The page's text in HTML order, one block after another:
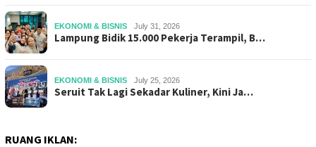
EKONOMI & BISNIS July 31, 2026
Lampung Bidik 15.000 Pekerja Terampil, B…
EKONOMI & BISNIS July 25, 2026
Seruit Tak Lagi Sekadar Kuliner, Kini Ja…
RUANG IKLAN: